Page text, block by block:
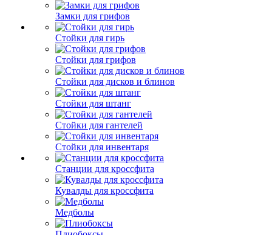
Замки для грифов
Стойки для гирь
Стойки для грифов
Стойки для дисков и блинов
Стойки для штанг
Стойки для гантелей
Стойки для инвентаря
Станции для кроссфита
Кувалды для кроссфита
Медболы